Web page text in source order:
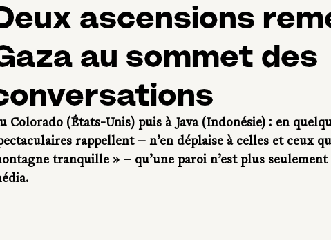
ascensions
au sommet des
Colorado (États-Unis) puis à Java (Indonésie) : en
rappellent — n’en déplaise à celles et ceux
tranquille » — qu’une paroi n’est plus seulement